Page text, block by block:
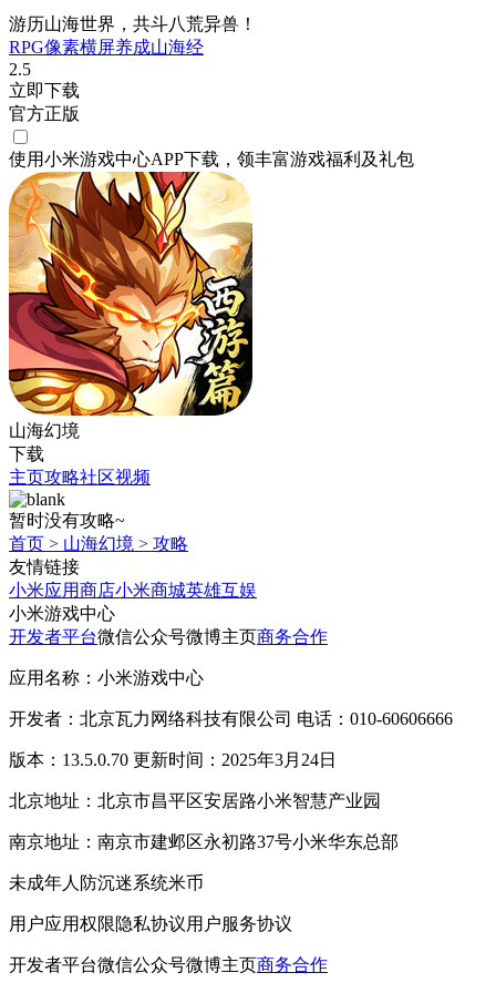
游历山海世界，共斗八荒异兽！
RPG像素横屏养成山海经
2.5
立即下载
官方正版
使用小米游戏中心APP下载 ，领丰富游戏福利 及礼包
山海幻境
下载
主页攻略社区视频
暂时没有攻略~
首页 > 山海幻境 > 攻略
友情链接
小米应用商店小米商城英雄互娱
小米游戏中心
开发者平台微信公众号微博主页商务合作
应用名称：小米游戏中心
开发者：北京瓦力网络科技有限公司 电话：010-60606666
版本：13.5.0.70 更新时间：2025年3月24日
北京地址：北京市昌平区安居路小米智慧产业园
南京地址：南京市建邺区永初路37号小米华东总部
未成年人防沉迷系统米币
用户应用权限隐私协议用户服务协议
开发者平台微信公众号微博主页商务合作